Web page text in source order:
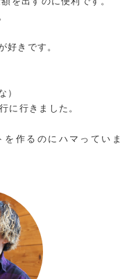
好きです。
）
に行きました。
作るのにハマっていま